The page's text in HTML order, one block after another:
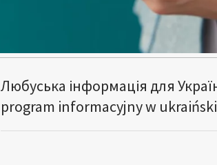
Любуська інформація для
program informacyjny w